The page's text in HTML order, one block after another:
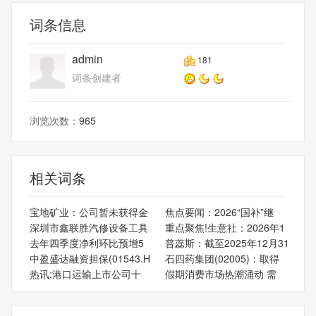
词条信息
admin 181
词条创建者
浏览次数： 965
相关词条
宝地矿业：公司暂未获得金
焦点要闻：2026“国补”继
深圳市鑫联胜汽修设备工具
重点聚焦!生意社：2026年1
去年四季度净利环比预增5
普蕊斯：截至2025年12月31
中盈盛达融资担保(01543.H
石四药集团(02005)：取得
热讯:港口运输上市公司十
假期消费市场热潮涌动 需